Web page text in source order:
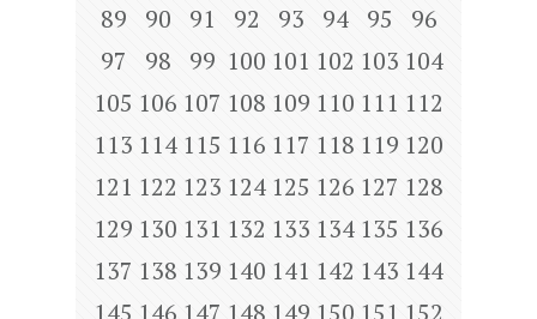
89
90 91 92 93 94 95
96
97
98 99 100 101 102 103 104
105 106 107 108 109 110 111 112
113 114 115 116 117 118 119 120
121 122 123 124 125 126 127 128
129 130 131 132 133 134 135 136
137 138 139 140 141 142 143 144
145 146 147 148 149 150 151 152